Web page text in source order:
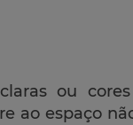
ou
ao espaço